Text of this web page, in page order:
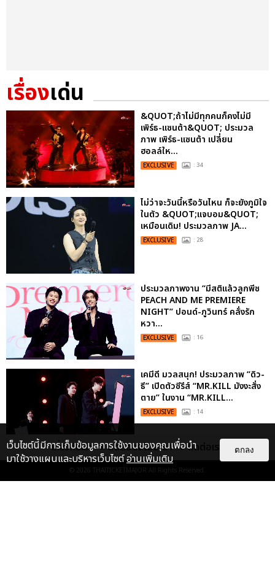
เรื่องเด่น
&QUOT;ถ้าไม่มีทุกคนก็คงไม่มี
เพิร์ธ-แซนต้า&QUOT; ประมวล
ภาพ เพิร์ธ-แซนต้า เปลี่ยน
ฮอลล์ให...
EXCLUSIVE : 34
ไม่ว่าจะวันนี้หรือวันไหน ก็จะยังภูมิใจ
ในตัว &QUOT;แจบอม&QUOT;
เหมือนเดิม! ประมวลภาพ JA...
EXCLUSIVE : 28
ประมวลภาพงาน “มีสติแล้วลูกพีช
PEACH AND ME PREMIERE
NIGHT” ปอนด์-ภูวินทร์ คลั่งรัก
หวา...
EXCLUSIVE : 16
เคมีดี มวลสนุก! ประมวลภาพ “ดิว-
ธี” เปิดตัวซีรีส์ “MR.KILL มังงะสั่ง
ตาย” ในงาน “MR.KILL...
EXCLUSIVE : 14
ประมวลภาพค่ำคืนแห่งความทรงจำ
ของ ITZY และมิดจีไทย ในวันที่
หัวใจส่องสว่างไปพร้อมกัน
เกี่ยวกับเรา ติดต่อลงโฆษณา ติดต่อเรา
© 2026 THAITICKETMAJOR All Rights Reserved.
เว็บไซต์นี้มีการเก็บข้อมูลการใช้งานของคุณเพื่อนำ
มาใช้วางแผนและบริหารเว็บไซต์อ่านเพิ่มเติม
ตกลง